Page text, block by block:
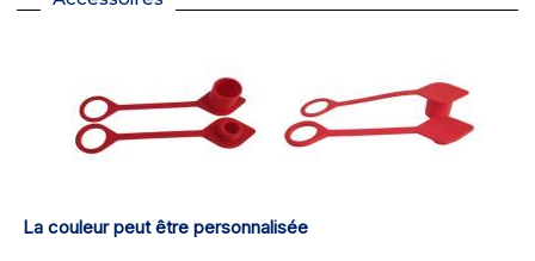
La couleur peut être personnalisée